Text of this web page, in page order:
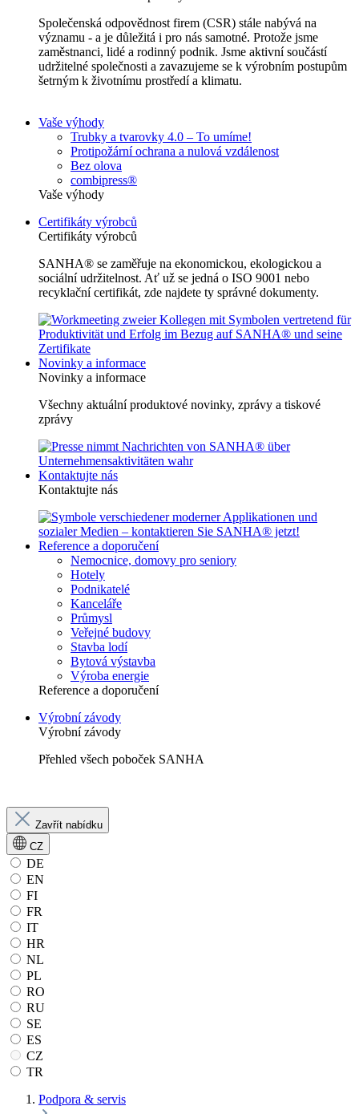
Společenská odpovědnost firem (CSR) stále nabývá na
významu - a je důležitá i pro nás samotné. Protože jsme
zaměstnanci, lidé a rodinný podnik. Jsme aktivní součástí
udržitelné společnosti a zavazujeme se k výrobním postupům
šetrným k životnímu prostředí a klimatu.
Vaše výhody
Trubky a tvarovky 4.0 – To umíme!
Protipožární ochrana a nulová vzdálenost
Bez olova
combipress®
Vaše výhody
Certifikáty výrobců
Certifikáty výrobců
SANHA® se zaměřuje na ekonomickou, ekologickou a
sociální udržitelnost. Ať už se jedná o ISO 9001 nebo
recyklační certifikát, zde najdete ty správné dokumenty.
Novinky a informace
Novinky a informace
Všechny aktuální produktové novinky, zprávy a tiskové
zprávy
Kontaktujte nás
Kontaktujte nás
Reference a doporučení
Nemocnice, domovy pro seniory
Hotely
Podnikatelé
Kanceláře
Průmysl
Veřejné budovy
Stavba lodí
Bytová výstavba
Výroba energie
Reference a doporučení
Výrobní závody
Výrobní závody
Přehled všech poboček SANHA
Zavřít nabídku
CZ
DE
EN
FI
FR
IT
HR
NL
PL
RO
RU
SE
ES
CZ
TR
Podpora & servis